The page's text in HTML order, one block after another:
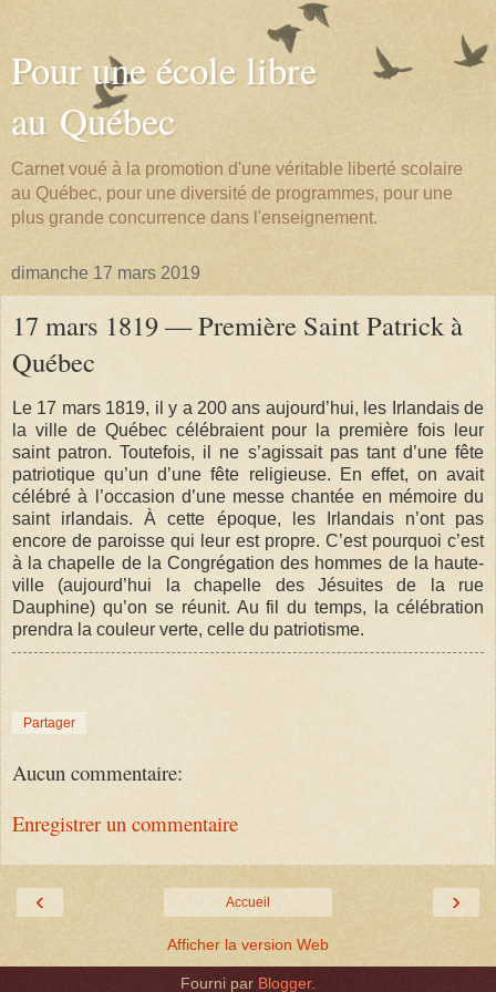
Pour une école libre
au Québec
Carnet voué à la promotion d'une véritable liberté scolaire
au Québec, pour une diversité de programmes, pour une
plus grande concurrence dans l'enseignement.
dimanche 17 mars 2019
17 mars 1819 — Première Saint Patrick à
Québec
Le 17 mars 1819, il y a 200 ans aujourd’hui, les Irlandais de
la ville de Québec célébraient pour la première fois leur
saint patron. Toutefois, il ne s’agissait pas tant d’une fête
patriotique qu’un d’une fête religieuse. En effet, on avait
célébré à l’occasion d’une messe chantée en mémoire du
saint irlandais. À cette époque, les Irlandais n’ont pas
encore de paroisse qui leur est propre. C’est pourquoi c’est
à la chapelle de la Congrégation des hommes de la haute-
ville (aujourd’hui la chapelle des Jésuites de la rue
Dauphine) qu’on se réunit. Au fil du temps, la célébration
prendra la couleur verte, celle du patriotisme.
Partager
Aucun commentaire:
Enregistrer un commentaire
‹ ›
Accueil
Afficher la version Web
Fourni par Blogger.